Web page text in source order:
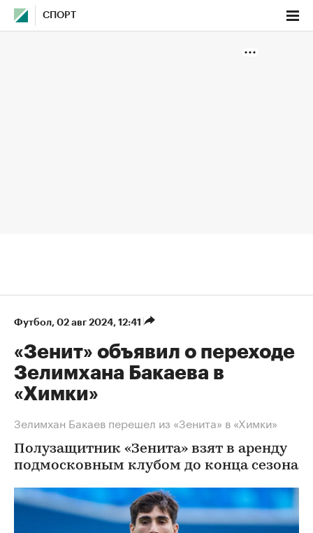
СПОРТ
Футбол⁠, 02 авг 2024, 12:41
«Зенит» объявил о переходе
Зелимхана Бакаева в
«Химки»
Зелимхан Бакаев перешел из «Зенита» в «Химки»
Полузащитник «Зенита» взят в аренду
подмосковным клубом до конца сезона